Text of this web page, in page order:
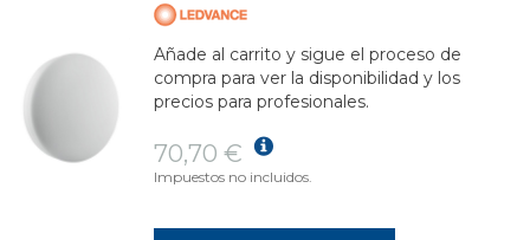
Añade al carrito y sigue el proceso de
compra para ver la disponibilidad y los
precios para profesionales.
70,70 €
Impuestos no incluidos.